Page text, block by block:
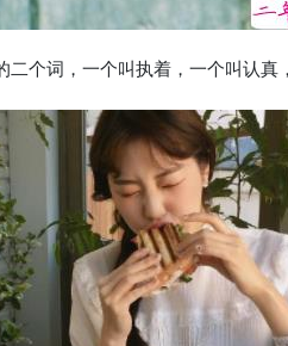
个词，一个叫执着，一个叫认